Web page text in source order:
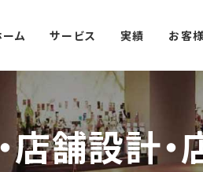
ム サービス 実績 お客
店舗設計